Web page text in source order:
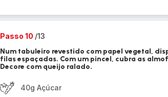
Passo 10 /13
Num tabuleiro revestido com papel vegetal,
filas espaçadas. Com um pincel, cubra as
Decore com queijo ralado.
40g Açúcar